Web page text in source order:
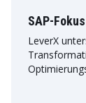
SAP-
LeverX